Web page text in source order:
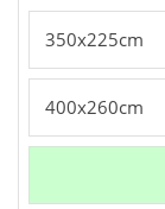
350x225cm
400x260cm